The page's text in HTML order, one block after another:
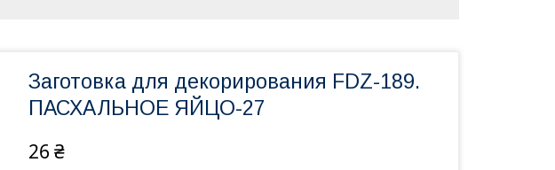
Заготовка для декорирования FDZ-189.
ПАСХАЛЬНОЕ ЯЙЦО-27
26 ₴